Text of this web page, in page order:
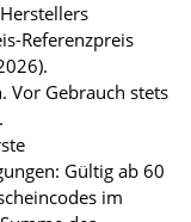
Referenzpreis
Vor Gebrauch stets
Gültig ab 60
im